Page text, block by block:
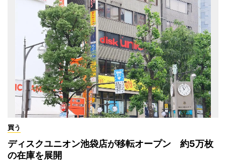
買う
ディスクユニオン池袋店が移転オープン 約5万枚
の在庫を展開